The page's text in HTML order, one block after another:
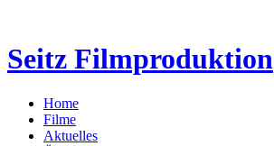
Seitz Filmproduktion
Home
Filme
Aktuelles